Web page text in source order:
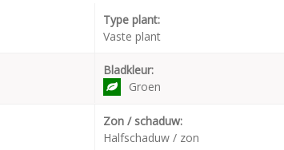
Type plant:
Vaste plant
Bladkleur:
Groen
Zon / schaduw:
Halfschaduw / zon